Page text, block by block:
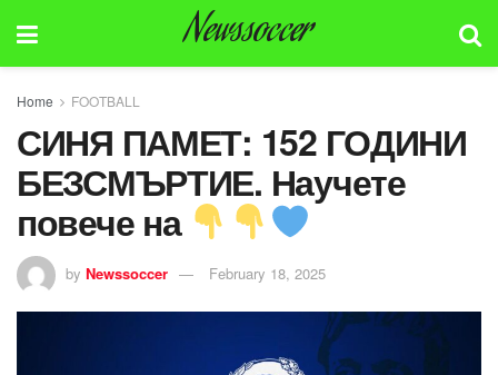
Newssoccer
Home FOOTBALL
СИНЯ ПАМЕТ: 152 ГОДИНИ
БЕЗСМЪРТИЕ. Научете
повече на
by Newssoccer February 18, 2025